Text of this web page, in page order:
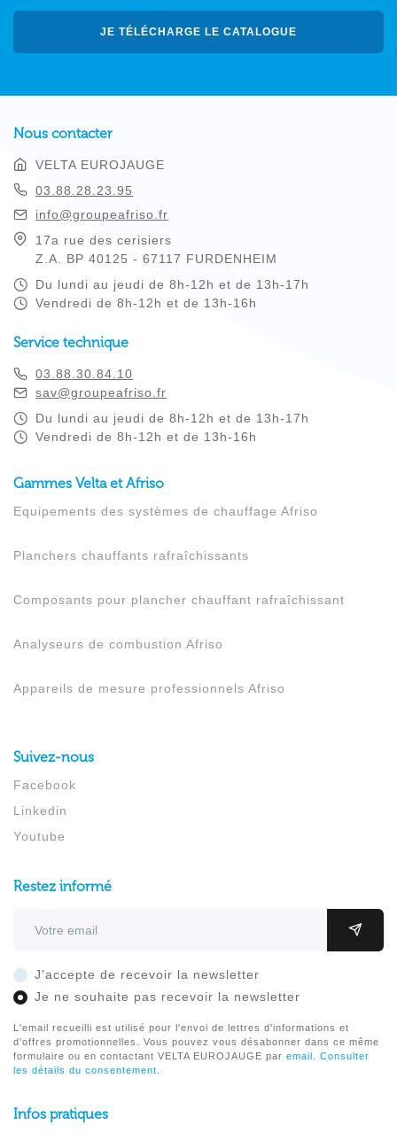
JE TÉLÉCHARGE LE CATALOGUE
Nous contacter
VELTA EUROJAUGE
03.88.28.23.95
info@groupeafriso.fr
17a rue des cerisiers
Z.A. BP 40125 - 67117 FURDENHEIM
Du lundi au jeudi de 8h-12h et de 13h-17h
Vendredi de 8h-12h et de 13h-16h
Service technique
03.88.30.84.10
sav@groupeafriso.fr
Du lundi au jeudi de 8h-12h et de 13h-17h
Vendredi de 8h-12h et de 13h-16h
Gammes Velta et Afriso
Equipements des systèmes de chauffage Afriso
Planchers chauffants rafraîchissants
Composants pour plancher chauffant rafraîchissant
Analyseurs de combustion Afriso
Appareils de mesure professionnels Afriso
Suivez-nous
Facebook
Linkedin
Youtube
Restez informé
J'accepte de recevoir la newsletter
Je ne souhaite pas recevoir la newsletter
L'email recueilli est utilisé pour l'envoi de lettres d'informations et
d'offres promotionnelles. Vous pouvez vous désabonner dans ce même
formulaire ou en contactant VELTA EUROJAUGE par email
Consulter
les détails du consentement.
Infos pratiques